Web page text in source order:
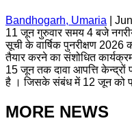
Bandhogarh, Umaria
11 जून गुरुवार समय 4 बजे
सूची के वार्षिक पुनरीक्षण 2026
तैयार करने का संशोधित
15 जून तक दावा आपत्ति केन्द्रों
है । जिसके संबंध में 12 जून को
MORE NEWS